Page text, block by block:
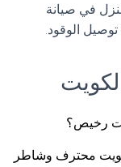
في صيانة
الوقود.
رخيص؟
محترف وشاطر